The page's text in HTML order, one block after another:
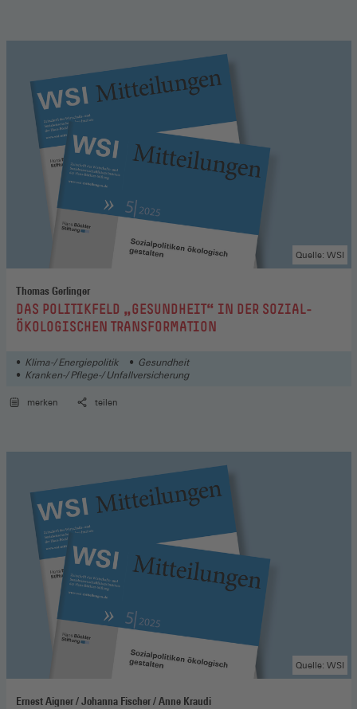
Thomas Gerlinger
:DAS POLITIKFELD „GESUNDHEIT“ IN DER SOZIAL-
ÖKOLOGISCHEN TRANSFORMATION
Quelle: WSI
Klima-/ Energiepolitik
Gesundheit
Kranken-/ Pflege-/ Unfallversicherung
merken teilen
Ernest Aigner / Johanna Fischer / Anne Kraudi
Quelle: WSI